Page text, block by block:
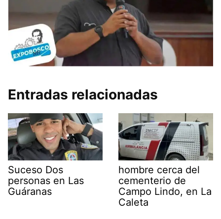
Entradas relacionadas
Suceso Dos
personas en Las
Guáranas
hombre cerca del
cementerio de
Campo Lindo, en La
Caleta